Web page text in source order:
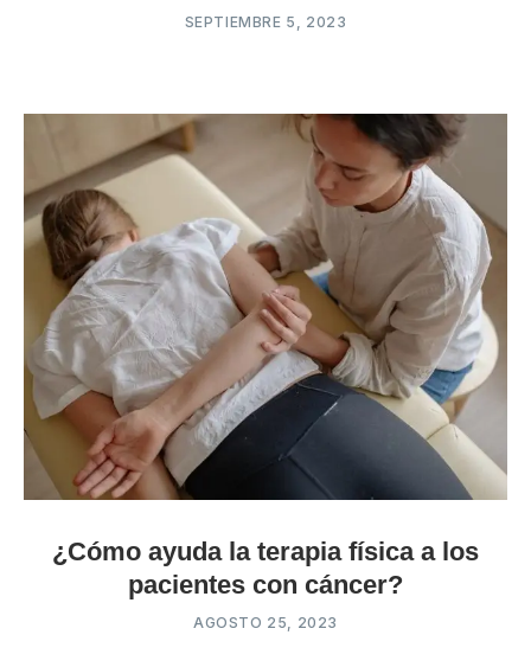
SEPTIEMBRE 5, 2023
¿Cómo ayuda la terapia física a los
pacientes con cáncer?
AGOSTO 25, 2023